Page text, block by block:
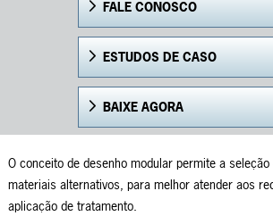
FALE CONOSCO
ESTUDOS DE CASO
BAIXE AGORA
O conceito de desenho modular permite a seleção
materiais alternativos, para melhor atender aos
aplicação de tratamento.